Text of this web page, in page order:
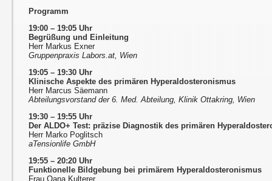
Programm
19:00 – 19:05 Uhr
Begrüßung und Einleitung
Herr Markus Exner
Gruppenpraxis Labors.at, Wien
19:05 – 19:30 Uhr
Klinische Aspekte des primären Hyperaldosteronismus
Herr Marcus Säemann
Abteilungsvorstand der 6. Med. Abteilung, Klinik Ottakring, Wien
19:30 – 19:55 Uhr
Der ALDO+ Test: präzise Diagnostik des primären
Herr Marko Poglitsch
aTensionlife GmbH
19:55 – 20:20 Uhr
Funktionelle Bildgebung bei primärem Hyperaldosteronismus
Frau Oana Kulterer